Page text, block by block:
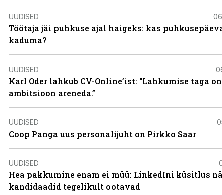
UUDISED
Töötaja jäi puhkuse ajal haigeks: kas
kaduma?
UUDISED
Karl Oder lahkub CV-Online’ist: “Lahkumise taga
ambitsioon areneda.”
UUDISED
Coop Panga uus personalijuht on Pirkko Saar
UUDISED
Hea pakkumine enam ei müü: LinkedIni küsitlus
kandidaadid tegelikult ootavad